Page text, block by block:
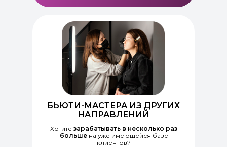
Хотите зарабатывать в несколько раз
большена уже имеющейся базе
клиентов?
БЬЮТИ-МАСТЕРА ИЗ ДРУГИХ
НАПРАВЛЕНИЙ